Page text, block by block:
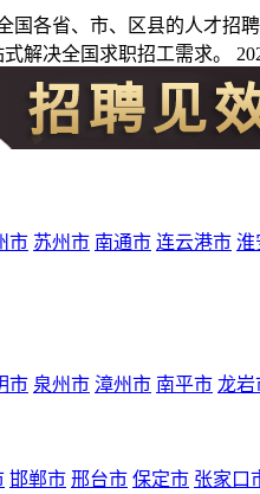
国各省、市、区县的人才
解决全国求职招工需求。
市 苏州市 南通市 连云港市 淮
市 泉州市 漳州市 南平市 龙岩
邯郸市 邢台市 保定市 张家口